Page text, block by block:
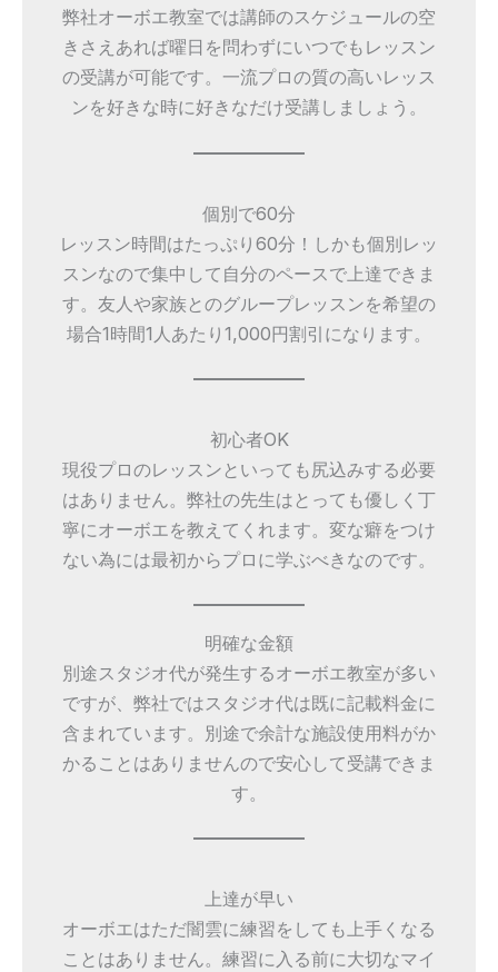
弊社オーボエ教室では講師のスケジュールの空
きさえあれば曜日を問わずにいつでもレッスン
の受講が可能です。一流プロの質の高いレッス
ンを好きな時に好きなだけ受講しましょう。
個別で60分
レッスン時間はたっぷり60分！しかも個別レッ
スンなので集中して自分のペースで上達できま
す。友人や家族とのグループレッスンを希望の
場合1時間1人あたり1,000円割引になります。
初心者OK
現役プロのレッスンといっても尻込みする必要
はありません。弊社の先生はとっても優しく丁
寧にオーボエを教えてくれます。変な癖をつけ
ない為には最初からプロに学ぶべきなのです。
明確な金額
別途スタジオ代が発生するオーボエ教室が多い
ですが、弊社ではスタジオ代は既に記載料金に
含まれています。別途で余計な施設使用料がか
かることはありませんので安心して受講できま
す。
上達が早い
オーボエはただ闇雲に練習をしても上手くなる
ことはありません。練習に入る前に大切なマイ